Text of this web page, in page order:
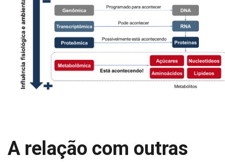
A relação com outras